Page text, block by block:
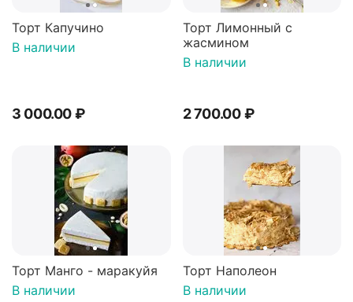
Торт Капучино
В наличии
3 000.00₽
Торт Лимонный с
жасмином
В наличии
2 700.00 ₽
Торт Манго - маракуйя
В наличии
Торт Наполеон
В наличии